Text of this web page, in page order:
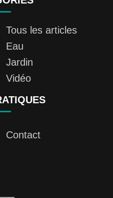
Tous les articles
Eau
Jardin
Vidéo
Contact